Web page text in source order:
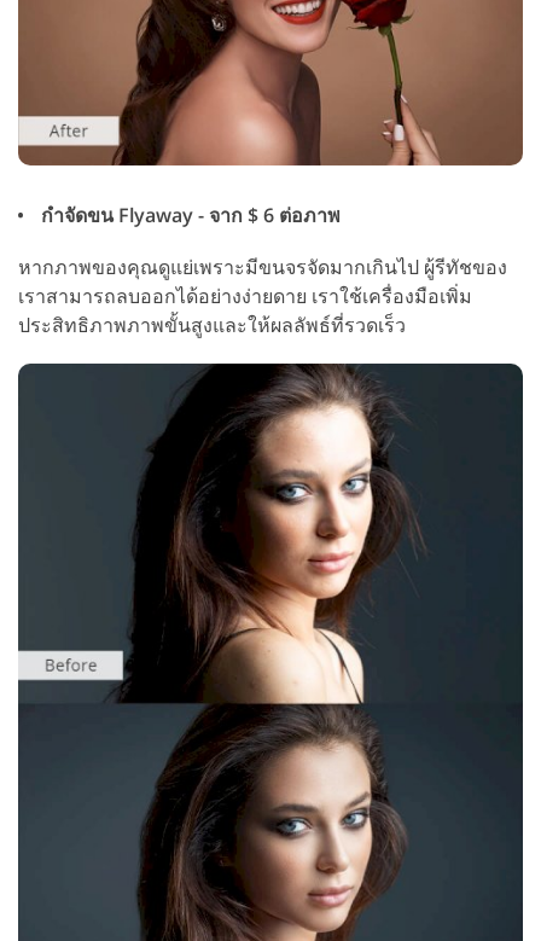
กำจัดขน Flyaway - จาก $ 6 ต่อภาพ
หากภาพของคุณดูแย่เพราะมีขนจรจัดมากเกินไป ผู้รีทัชของ
เราสามารถลบออกได้อย่างง่ายดาย เราใช้เครื่องมือเพิ่ม
ประสิทธิภาพภาพขั้นสูงและให้ผลลัพธ์ที่รวดเร็ว